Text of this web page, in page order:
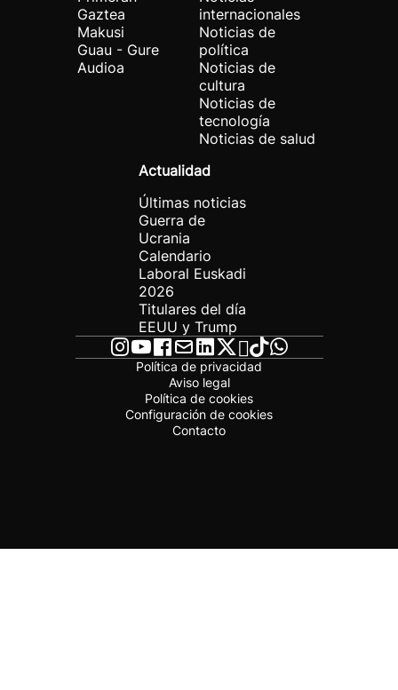
Gaztea
Makusi
Guau - Gure
Audioa
internacionales
Noticias de
política
Noticias de
cultura
Noticias de
tecnología
Noticias de salud
Actualidad
Últimas noticias
Guerra de
Ucrania
Calendario
Laboral Euskadi
2026
Titulares del día
EEUU y Trump
Política de privacidad
Aviso legal
Política de cookies
Configuración de cookies
Contacto